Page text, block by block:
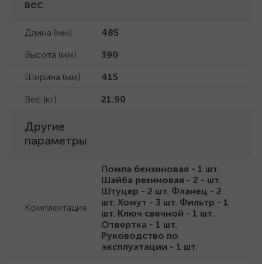
вес
Длина (мм)
485
Высота (мм)
390
Ширина (мм)
415
Вес (кг)
21.90
Другие
параметры
Комплектация
Помпа бензиновая - 1 шт.
Шайба резиновая - 2 - шт.
Штуцер - 2 шт. Фланец - 2
шт. Хомут - 3 шт. Фильтр - 1
шт. Ключ свечной - 1 шт.
Отвертка - 1 шт.
Руководство по
эксплуатации - 1 шт.